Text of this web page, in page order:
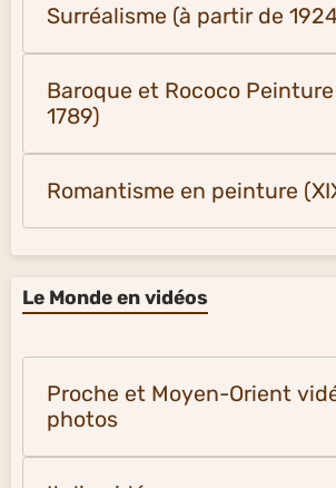
Surréalisme (à partir de
Baroque et Rococo
1789)
Romantisme en peinture
Le Monde en vidéos
Proche et Moyen-Orient
photos